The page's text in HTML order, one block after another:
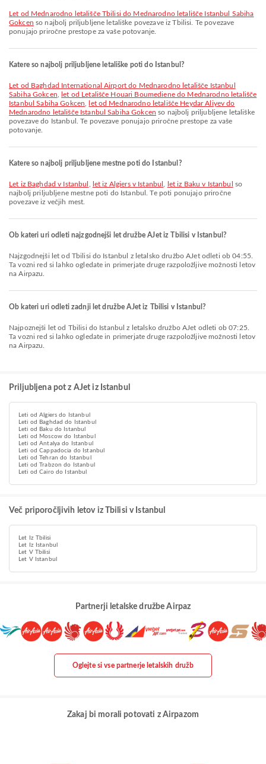
let od Mednarodno letališče Tbilisi do Mednarodno letališče Istanbul Sabiha
Gokcen so najbolj priljubljene letališke povezave iz Tbilisi. Te povezave
ponujajo priročne prestope za vaše potovanje.
Katere so najbolj priljubljene letališke poti do Istanbul?
let od Baghdad International Airport do Mednarodno letališče Istanbul
Sabiha Gokcen
let od Letališče Houari Boumediene do Mednarodno letališče
Istanbul Sabiha Gokcen
let od Mednarodno letališče Heydar Aliyev do
Mednarodno letališče Istanbul Sabiha Gokcen so najbolj priljubljene letališke
povezave do Istanbul. Te povezave ponujajo priročne prestope za vaše
potovanje.
Katere so najbolj priljubljene mestne poti do Istanbul?
let iz Baghdad v Istanbul let iz Algiers v Istanbul let iz Baku v Istanbul
so
najbolj priljubljene mestne poti do Istanbul. Te poti ponujajo priročne
povezave iz večjih mest.
Ob kateri uri odleti najzgodnejši let družbe AJet iz Tbilisi v Istanbul?
Najzgodnejši let od Tbilisi do Istanbul z letalsko družbo AJet odleti ob 04:55.
Ta vozni red si lahko ogledate in primerjate druge razpoložljive možnosti letov
na Airpazu.
Ob kateri uri odleti zadnji let družbe AJet iz Tbilisi v Istanbul?
Najpoznejši let od Tbilisi do Istanbul z letalsko družbo AJet odleti ob 07:25.
Ta vozni red si lahko ogledate in primerjate druge razpoložljive možnosti letov
na Airpazu.
Priljubljena pot z AJet iz Istanbul
Leti od Algiers do Istanbul
Leti od Baghdad do Istanbul
Leti od Baku do Istanbul
Leti od Moscow do Istanbul
Leti od Antalya do Istanbul
Leti od Cappadocia do Istanbul
Leti od Tehran do Istanbul
Leti od Trabzon do Istanbul
Leti od Cairo do Istanbul
Več priporočljivih letov iz Tbilisi v Istanbul
Let Iz Tbilisi
Let Iz Istanbul
Let V Tbilisi
Let V Istanbul
Partnerji letalske družbe Airpaz
Oglejte si vse partnerje letalskih družb
Zakaj bi morali potovati z Airpazom